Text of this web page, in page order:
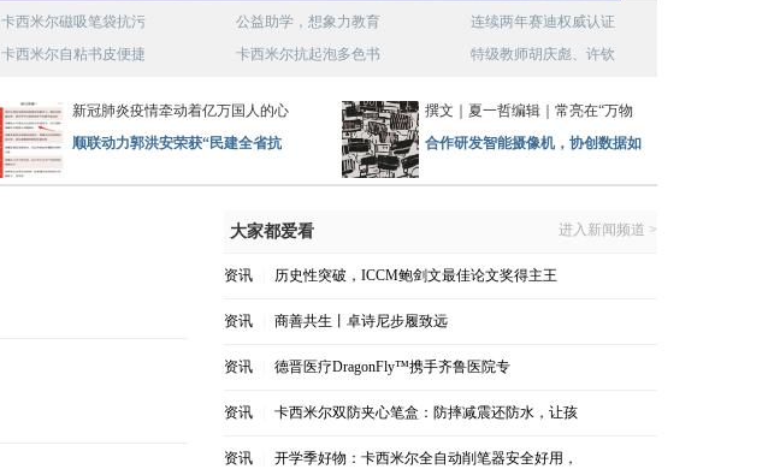
卡西米尔磁吸笔袋抗污
卡西米尔自粘书皮便捷
公益助学，想象力教育
卡西米尔抗起泡多色书
连续两年赛迪权威认证
特级教师胡庆彪、许钦
新冠肺炎疫情牵动着亿万国人的心
顺联动力郭洪安荣获“民建全省抗
撰文｜夏一哲编辑｜常亮在“万物
合作研发智能摄像机，协创数据如
大家都爱看 进入新闻频道 >
资讯 历史性突破，ICCM鲍剑文最佳论文奖得主王
资讯 商善共生丨卓诗尼步履致远
资讯 德晋医疗DragonFly™携手齐鲁医院专
资讯 卡西米尔双防夹心笔盒：防摔减震还防水，让孩
资讯 开学季好物：卡西米尔全自动削笔器安全好用，